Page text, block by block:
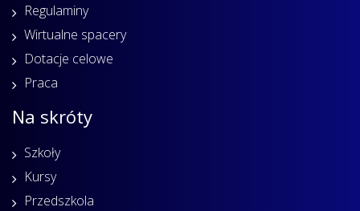
Regulaminy
Wirtualne spacery
Dotacje celowe
Praca
Na skróty
Szkoły
Kursy
Przedszkola